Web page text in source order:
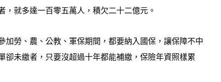
就多達一百零五萬人，積欠二十二億元。
勞、農、公教、軍保期間，都要納入國保，讓保障不中
未繳者，只要沒超過十年都能補繳，保險年資照樣累